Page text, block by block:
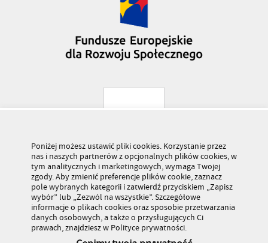
Poniżej możesz ustawić pliki cookies. Korzystanie przez
nas i naszych partnerów z opcjonalnych plików cookies, w
tym analitycznych i marketingowych, wymaga Twojej
zgody. Aby zmienić preferencje plików cookie, zaznacz
pole wybranych kategorii i zatwierdź przyciskiem „Zapisz
wybór” lub „Zezwól na wszystkie”. Szczegółowe
informacje o plikach cookies oraz sposobie przetwarzania
danych osobowych, a także o przysługujących Ci
prawach, znajdziesz w Polityce prywatności.